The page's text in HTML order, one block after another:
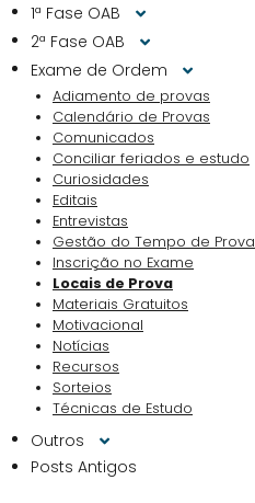
1ª Fase OAB
2ª Fase OAB
Exame de Ordem
Adiamento de provas
Calendário de Provas
Comunicados
Conciliar feriados e estudo
Curiosidades
Editais
Entrevistas
Gestão do Tempo de Prova
Inscrição no Exame
Locais de Prova
Materiais Gratuitos
Motivacional
Notícias
Recursos
Sorteios
Técnicas de Estudo
Outros
Posts Antigos